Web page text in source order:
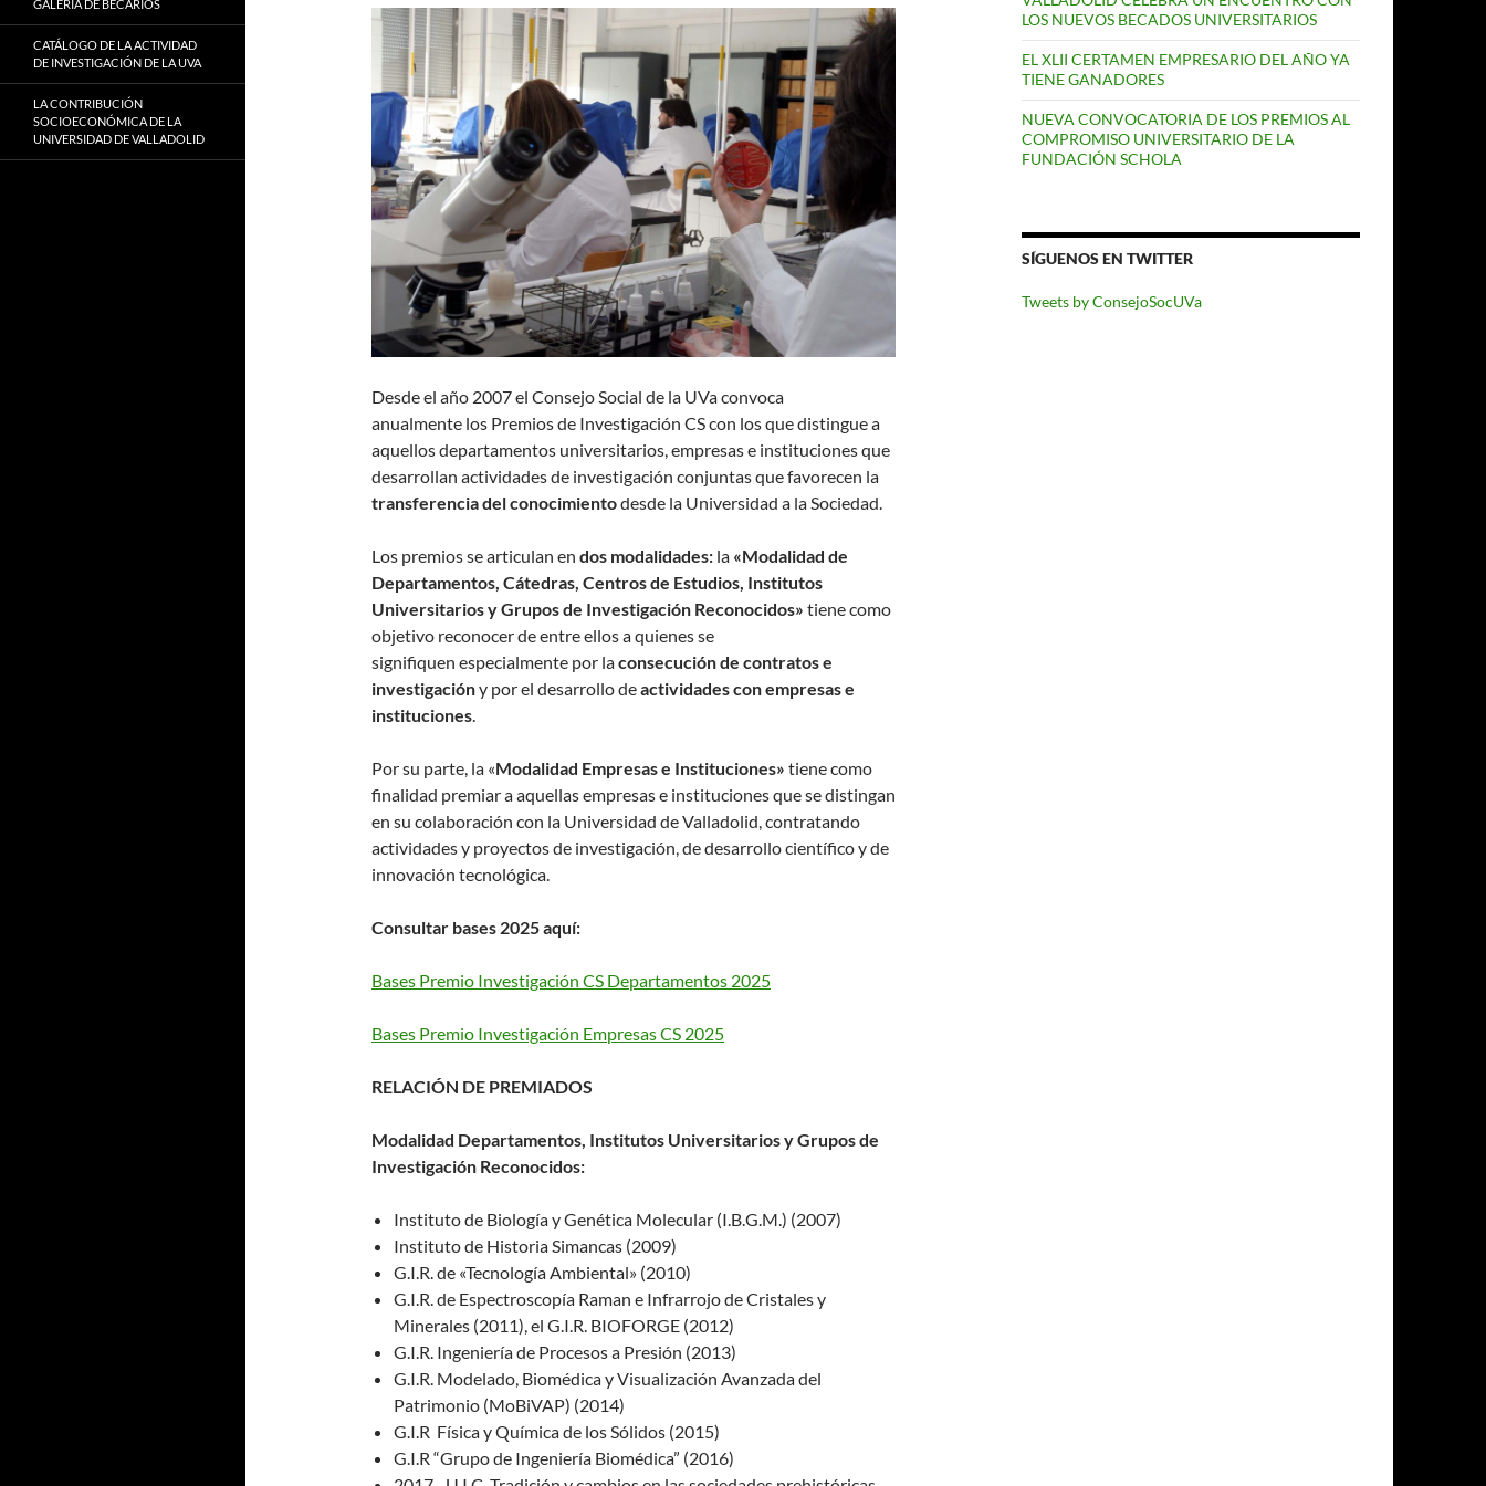
Desde el año 2007 el Consejo Social de la UVa convoca
anualmente los Premios de Investigación CS con los que distingue a
aquellos departamentos universitarios, empresas e instituciones que
desarrollan actividades de investigación conjuntas que favorecen la
transferencia del conocimientodesde la Universidad a la Sociedad.
Los premios se articulan en dos modalidades: la «Modalidad de
Departamentos, Cátedras, Centros de Estudios, Institutos
Universitarios y Grupos de Investigación Reconocidos» tiene como
objetivo reconocer de entre ellos a quienes se
signifiquen especialmente por laconsecución de contratos e
investigacióny por el desarrollo deactividades con empresas e
instituciones.
Por su parte, la «Modalidad Empresas e Instituciones» tiene como
finalidad premiar a aquellas empresas e instituciones que se distingan
en su colaboración con la Universidad de Valladolid, contratando
actividades y proyectos de investigación, de desarrollo científico y de
innovación tecnológica.
Consultar bases 2025 aquí:
Bases Premio Investigación CS Departamentos 2025
Bases Premio Investigación Empresas CS 2025
RELACIÓN DE PREMIADOS
Modalidad Departamentos, Institutos Universitarios y Grupos de
Investigación Reconocidos:
Instituto de Biología y Genética Molecular (I.B.G.M.) (2007)
Instituto de Historia Simancas (2009)
G.I.R. de «Tecnología Ambiental» (2010)
G.I.R. de Espectroscopía Raman e Infrarrojo de Cristales y
Minerales (2011), el G.I.R. BIOFORGE (2012)
G.I.R. Ingeniería de Procesos a Presión (2013)
G.I.R. Modelado, Biomédica y Visualización Avanzada del
Patrimonio (MoBiVAP) (2014)
G.I.R Física y Química de los Sólidos (2015)
G.I.R “Grupo de Ingeniería Biomédica” (2016)
LOS NUEVOS BECADOS UNIVERSITARIOS
EL XLII CERTAMEN EMPRESARIO DEL AÑO YA
TIENE GANADORES
NUEVA CONVOCATORIA DE LOS PREMIOS AL
COMPROMISO UNIVERSITARIO DE LA
FUNDACIÓN SCHOLA
SÍGUENOS EN TWITTER
Tweets by ConsejoSocUVa
GALERÍA DE BECARIOS
CATÁLOGO DE LA ACTIVIDAD
DE INVESTIGACIÓN DE LA UVA
LA CONTRIBUCIÓN
SOCIOECONÓMICA DE LA
UNIVERSIDAD DE VALLADOLID